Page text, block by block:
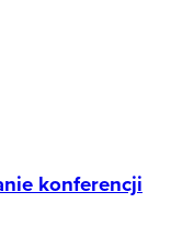
konferencji